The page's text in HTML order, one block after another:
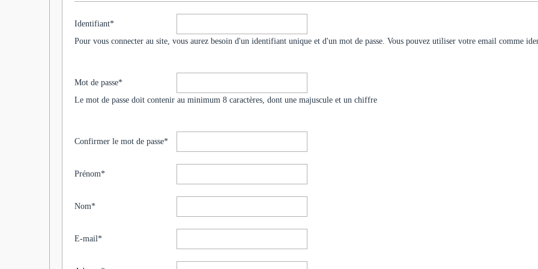
Identifiant*
Pour vous connecter au site, vous aurez besoin d'un identifiant unique et d'un mot de passe. Vous pouvez utiliser votre email comme
Mot de passe*
Le mot de passe doit contenir au minimum 8 caractères, dont une majuscule et un chiffre
Confirmer le mot de passe*
Prénom*
Nom*
E-mail*